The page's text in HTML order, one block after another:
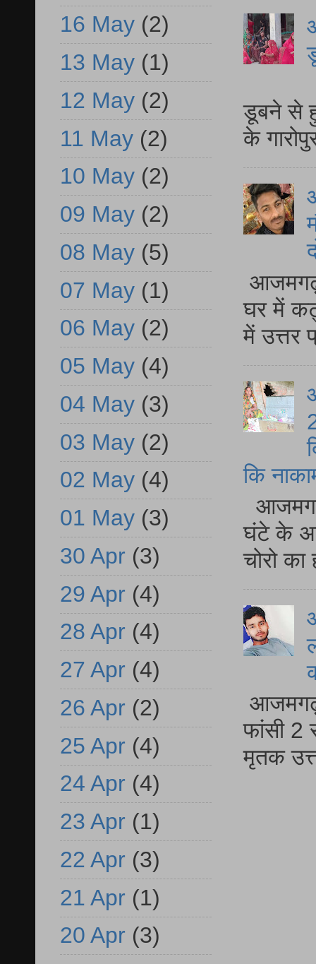
डूबने से
के
घर में
में
कि
घंटे के
चोरो
आजमगढ़
फांसी 2
मृतक
16 May (2)
13 May (1)
12 May (2)
11 May (2)
10 May (2)
09 May (2)
08 May (5)
07 May (1)
06 May (2)
05 May (4)
04 May (3)
03 May (2)
02 May (4)
01 May (3)
30 Apr (3)
29 Apr (4)
28 Apr (4)
27 Apr (4)
26 Apr (2)
25 Apr (4)
24 Apr (4)
23 Apr (1)
22 Apr (3)
21 Apr (1)
20 Apr (3)